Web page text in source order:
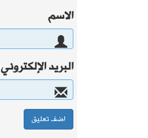
الاسم
البريد الإلكتروني